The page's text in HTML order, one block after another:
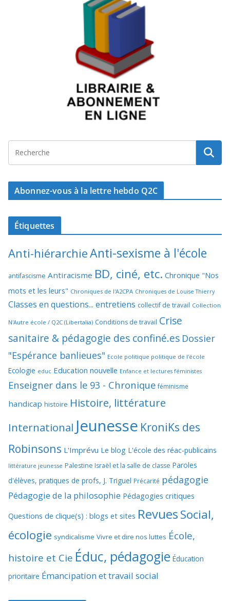
Abonnez-vous à la lettre hebdo Q2C
Étiquettes
Anti-hiérarchieAnti-sexisme à l'école
antifascisme Antiracisme BD, ciné, etc. Chronique "Nos
mots et les leurs" Chroniques de l'A2CPA Chroniques de Louise Thierry
Classes en questions... entretiens collectif de travail Collection
N'Autre école / Q2C (Libertalia) Conditions de travail Crise
sanitaire & pédagogie des confiné.es Dossier
"Espérance banlieues" Ecole politique politique de l'école
Ecologie educ Education nouvelle Enfance et lectures féministes
Enseigner dans le 93 - Chronique féminisme
handicap histoire Histoire, littérature
International Jeunesse KroniKs des
Robinsons L'Imprévu Le blog L'école des réac-publicains
littérature jeunesse Palestine Israël et la salle de classe Paroles
d'élèves, pratiques de profs, J. Triguel Précarité pédagogie
Pédagogie de la philosophie Pédagogies critiques
Questions de clique(s) : blogs et sites RevuesSocial,
écologie syndicalisme Vivre et dire nos luttes École,
histoire et Cie Éduc, pédagogie Éducation
prioritaire Émancipation et travail social